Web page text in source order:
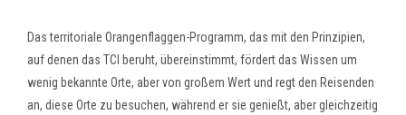
Das territoriale Orangenflaggen-Programm, das mit den Prinzipien,
auf denen das TCI beruht, übereinstimmt, fördert das Wissen um
wenig bekannte Orte, aber von großem Wert und regt den Reisenden
an, diese Orte zu besuchen, während er sie genießt, aber gleichzeitig